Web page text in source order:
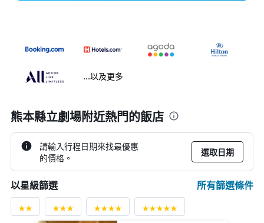
...以及更多
熊本縣立劇場附近熱門的飯店
請輸入行程日期來找最優惠
的價格。
選取日期
以星級篩選 所有篩選條件